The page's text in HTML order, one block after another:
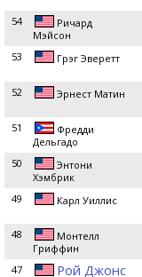
54
Ричард
Мэйсон
53 Грэг Эверетт
52 Эрнест Матин
51
Фредди
Дельгадо
50
Энтони
Хэмбрик
49 Карл Уиллис
48
Монтелл
Гриффин
47 Рой Джонс